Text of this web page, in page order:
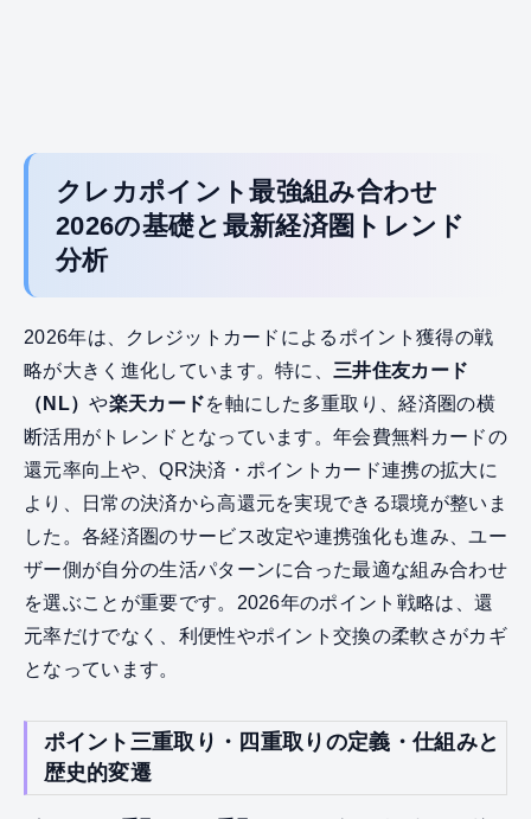
クレカポイント最強組み合わせ
2026の基礎と最新経済圏トレンド
分析
2026年は、クレジットカードによるポイント獲得の戦
略が大きく進化しています。特に、 三井住友カード
（NL）や楽天カードを軸にした多重取り、経済圏の横
断活用がトレンドとなっています。年会費無料カードの
還元率向上や、QR決済・ポイントカード連携の拡大に
より、日常の決済から高還元を実現できる環境が整いま
した。各経済圏のサービス改定や連携強化も進み、ユー
ザー側が自分の生活パターンに合った最適な組み合わせ
を選ぶことが重要です。2026年のポイント戦略は、還
元率だけでなく、利便性やポイント交換の柔軟さがカギ
となっています。
ポイント三重取り・四重取りの定義・仕組みと
歴史的変遷